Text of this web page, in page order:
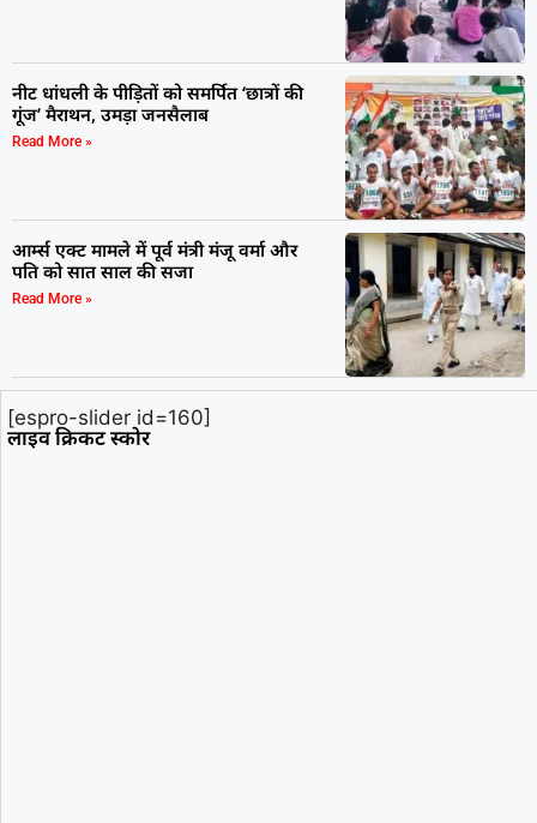
नीट धांधली के पीड़ितों को समर्पित ‘छात्रों की
गूंज’ मैराथन, उमड़ा जनसैलाब
Read More »
आर्म्स एक्ट मामले में पूर्व मंत्री मंजू वर्मा और
पति को सात साल की सजा
Read More »
[espro-slider id=160]
लाइव क्रिकट स्कोर